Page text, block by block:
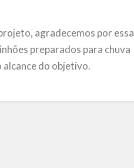
agradecemos por essa
preparados para chuva
do objetivo.